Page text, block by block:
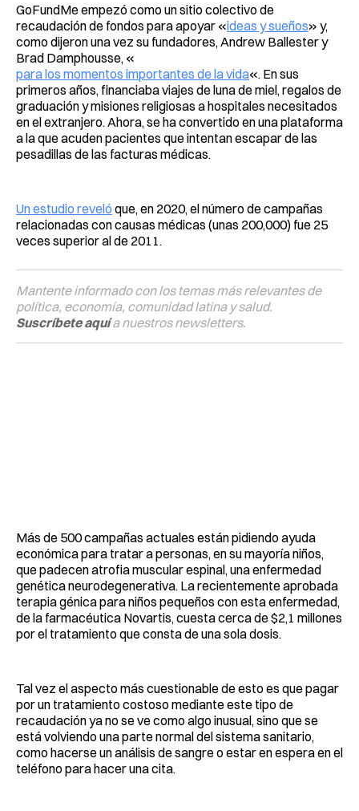
GoFundMe empezó como un sitio colectivo de
recaudación de fondos para apoyar «ideas y sueños» y,
como dijeron una vez su fundadores, Andrew Ballester y
Brad Damphousse, «
para los momentos importantes de la vida«. En sus
primeros años, financiaba viajes de luna de miel, regalos de
graduación y misiones religiosas a hospitales necesitados
en el extranjero. Ahora, se ha convertido en una plataforma
a la que acuden pacientes que intentan escapar de las
pesadillas de las facturas médicas.
Un estudio reveló que, en 2020, el número de campañas
relacionadas con causas médicas (unas 200,000) fue 25
veces superior al de 2011.
Mantente informado con los temas más relevantes de
política, economía, comunidad latina y salud.
Suscríbete aquía nuestros newsletters.
Más de 500 campañas actuales están pidiendo ayuda
económica para tratar a personas, en su mayoría niños,
que padecen atrofia muscular espinal, una enfermedad
genética neurodegenerativa. La recientemente aprobada
terapia génica para niños pequeños con esta enfermedad,
de la farmacéutica Novartis, cuesta cerca de $2,1 millones
por el tratamiento que consta de una sola dosis.
Tal vez el aspecto más cuestionable de esto es que pagar
por un tratamiento costoso mediante este tipo de
recaudación ya no se ve como algo inusual, sino que se
está volviendo una parte normal del sistema sanitario,
como hacerse un análisis de sangre o estar en espera en el
teléfono para hacer una cita.